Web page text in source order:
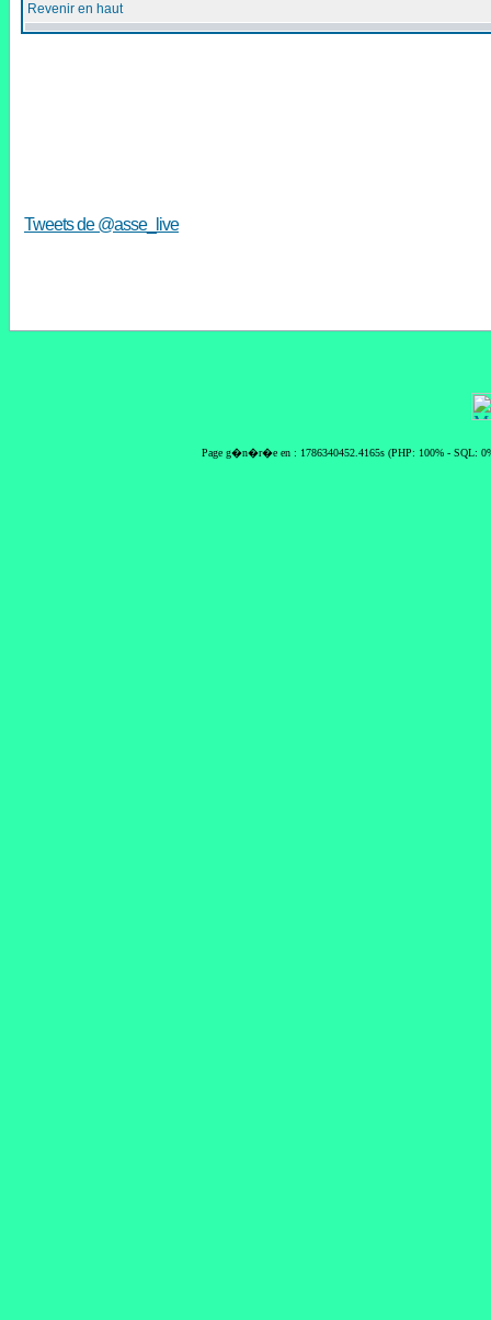
Revenir en haut
Tweets de @asse_live
Page g�n�r�e en : 1786340452.4165s (PHP: 100% - SQL: